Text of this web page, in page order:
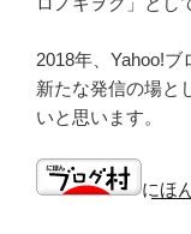
2018年、Yahoo!ブ
新たな発信の場と
いと思います。
にほ